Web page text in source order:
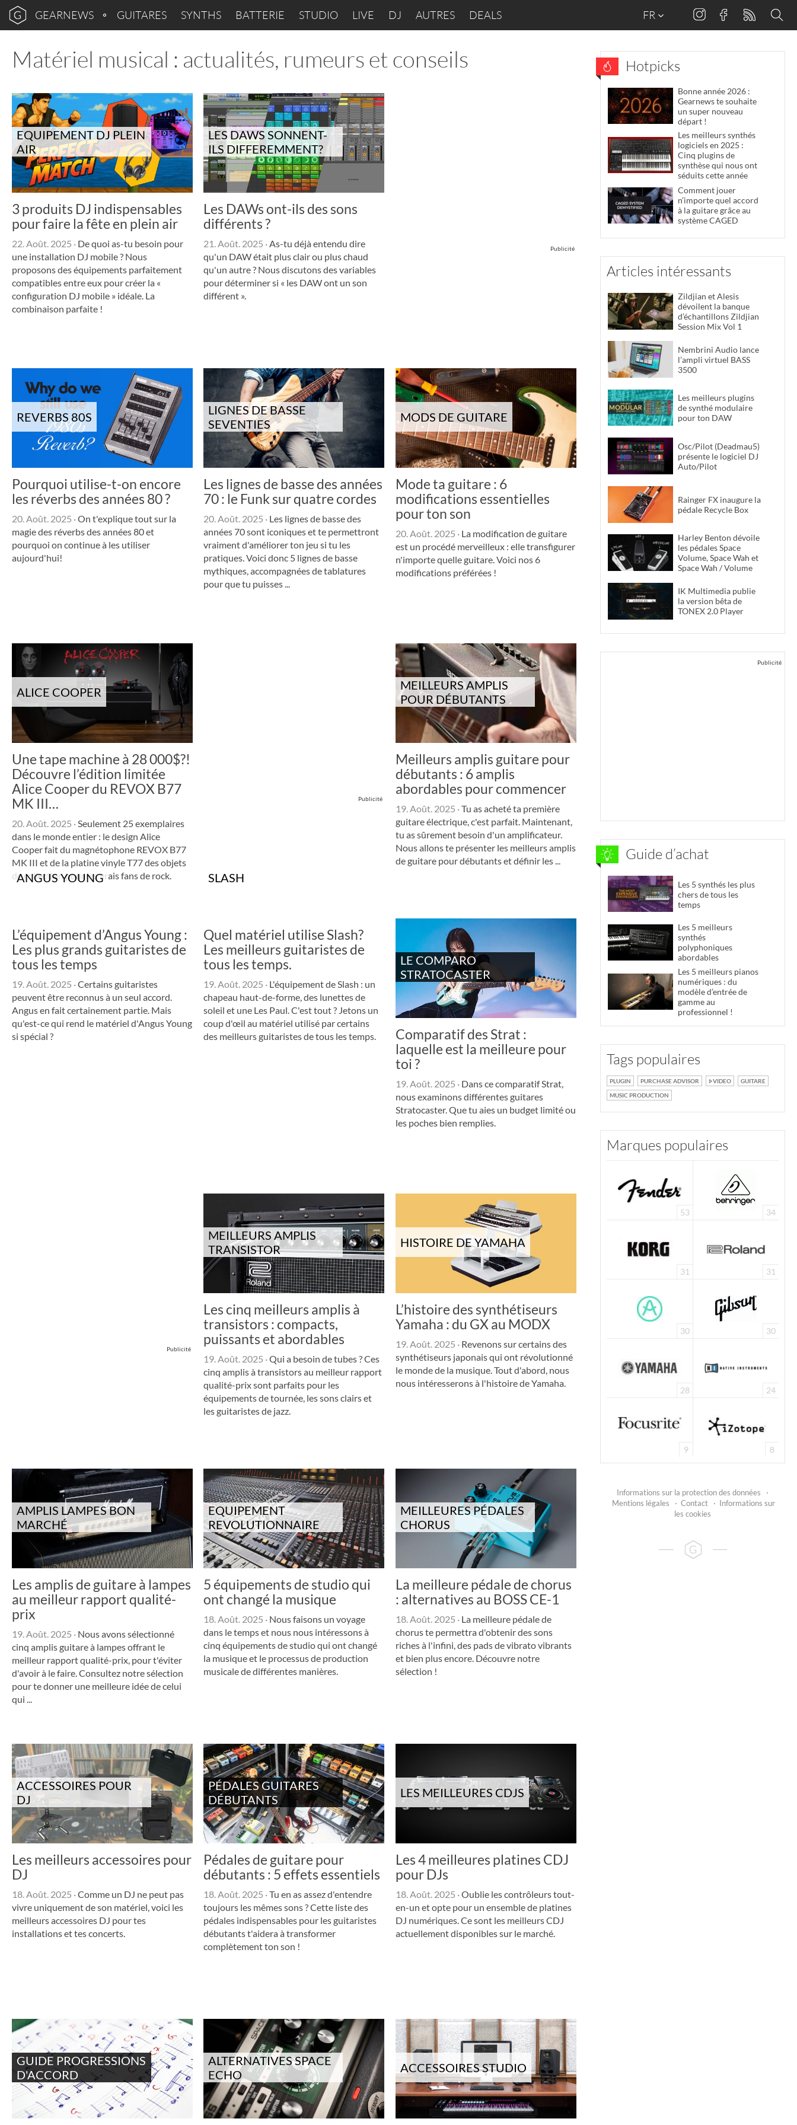
GEARNEWS GUITARES SYNTHS BATTERIE STUDIO LIVE DJ AUTRES DEALS FR
Matériel musical : actualités, rumeurs et conseils
EQUIPEMENT DJ PLEIN
AIR
3 produits DJ indispensables
pour faire la fête en plein air
22. Août. 2025 · De quoi as-tu besoin pour
une installation DJ mobile ? Nous
proposons des équipements parfaitement
compatibles entre eux pour créer la «
configuration DJ mobile » idéale. La
combinaison parfaite !
LES DAWS SONNENT-
ILS DIFFEREMMENT?
Les DAWs ont-ils des sons
différents ?
21. Août. 2025 ·As-tu déjà entendu dire
qu'un DAW était plus clair ou plus chaud
qu'un autre ? Nous discutons des variables
pour déterminer si « les DAW ont un son
différent ».
Publicité
REVERBS 80S
Pourquoi utilise-t-on encore
les réverbs des années 80 ?
20. Août. 2025 ·On t'explique tout sur la
magie des réverbs des années 80 et
pourquoi on continue à les utiliser
aujourd'hui!
LIGNES DE BASSE
SEVENTIES
Les lignes de basse des années
70 : le Funk sur quatre cordes
20. Août. 2025 ·Les lignes de basse des
années 70 sont iconiques et te permettront
vraiment d'améliorer ton jeu si tu les
pratiques. Voici donc 5 lignes de basse
mythiques, accompagnées de tablatures
pour que tu puisses ...
MODS DE GUITARE
Mode ta guitare : 6
modifications essentielles
pour ton son
20. Août. 2025 ·La modification de guitare
est un procédé merveilleux : elle transfigurer
n'importe quelle guitare. Voici nos 6
modifications préférées !
ALICE COOPER
Une tape machine à 28 000$?!
Découvre l’édition limitée
Alice Cooper du REVOX B77
MK III…
20. Août. 2025 ·Seulement 25 exemplaires
dans le monde entier : le design Alice
Cooper fait du magnétophone REVOX B77
MK III et de la platine vinyle T77 des objets
de collection pour les vrais fans de rock.
Publicité
MEILLEURS AMPLIS
POUR DÉBUTANTS
Meilleurs amplis guitare pour
débutants : 6 amplis
abordables pour commencer
19. Août. 2025 ·Tu as acheté ta première
guitare électrique, c'est parfait. Maintenant,
tu as sûrement besoin d'un amplificateur.
Nous allons te présenter les meilleurs amplis
de guitare pour débutants et définir les ...
ANGUS YOUNG
L’équipement d’Angus Young :
Les plus grands guitaristes de
tous les temps
19. Août. 2025 ·Certains guitaristes
peuvent être reconnus à un seul accord.
Angus en fait certainement partie. Mais
qu'est-ce qui rend le matériel d'Angus Young
si spécial ?
SLASH
Quel matériel utilise Slash?
Les meilleurs guitaristes de
tous les temps.
19. Août. 2025 ·L'équipement de Slash : un
chapeau haut-de-forme, des lunettes de
soleil et une Les Paul. C'est tout ? Jetons un
coup d'œil au matériel utilisé par certains
des meilleurs guitaristes de tous les temps.
LE COMPARO
STRATOCASTER
Comparatif des Strat :
laquelle est la meilleure pour
toi ?
19. Août. 2025 ·Dans ce comparatif Strat,
nous examinons différentes guitares
Stratocaster. Que tu aies un budget limité ou
les poches bien remplies.
Publicité
MEILLEURS AMPLIS
TRANSISTOR
Les cinq meilleurs amplis à
transistors : compacts,
puissants et abordables
19. Août. 2025 ·Qui a besoin de tubes ? Ces
cinq amplis à transistors au meilleur rapport
qualité-prix sont parfaits pour les
équipements de tournée, les sons clairs et
les guitaristes de jazz.
HISTOIRE DE YAMAHA
L’histoire des synthétiseurs
Yamaha : du GX au MODX
19. Août. 2025 ·Revenons sur certains des
synthétiseurs japonais qui ont révolutionné
le monde de la musique. Tout d'abord, nous
nous intéresserons à l'histoire de Yamaha.
AMPLIS LAMPES BON
MARCHÉ
Les amplis de guitare à lampes
au meilleur rapport qualité-
prix
19. Août. 2025 · Nous avons sélectionné
cinq amplis guitare à lampes offrant le
meilleur rapport qualité-prix, pour t'éviter
d'avoir à le faire. Consultez notre sélection
pour te donner une meilleure idée de celui
qui ...
EQUIPEMENT
REVOLUTIONNAIRE
5 équipements de studio qui
ont changé la musique
18. Août. 2025 ·Nous faisons un voyage
dans le temps et nous nous intéressons à
cinq équipements de studio qui ont changé
la musique et le processus de production
musicale de différentes manières.
MEILLEURES PÉDALES
CHORUS
La meilleure pédale de chorus
: alternatives au BOSS CE-1
18. Août. 2025 ·La meilleure pédale de
chorus te permettra d'obtenir des sons
riches à l'infini, des pads de vibrato vibrants
et bien plus encore. Découvre notre
sélection !
ACCESSOIRES POUR
DJ
Les meilleurs accessoires pour
DJ
18. Août. 2025 ·Comme un DJ ne peut pas
vivre uniquement de son matériel, voici les
meilleurs accessoires DJ pour tes
installations et tes concerts.
PÉDALES GUITARES
DÉBUTANTS
Pédales de guitare pour
débutants : 5 effets essentiels
18. Août. 2025 ·Tu en as assez d'entendre
toujours les mêmes sons ? Cette liste des
pédales indispensables pour les guitaristes
débutants t'aidera à transformer
complètement ton son !
LES MEILLEURES CDJS
Les 4 meilleures platines CDJ
pour DJs
18. Août. 2025 ·Oublie les contrôleurs tout-
en-un et opte pour un ensemble de platines
DJ numériques. Ce sont les meilleurs CDJ
actuellement disponibles sur le marché.
GUIDE PROGRESSIONS
D'ACCORD
ALTERNATIVES SPACE
ECHO
ACCESSOIRES STUDIO
Hotpicks
Bonne année 2026 :
Gearnews te souhaite
un super nouveau
départ !
Les meilleurs synthés
logiciels en 2025 :
Cinq plugins de
synthèse qui nous ont
séduits cette année
Comment jouer
n’importe quel accord
à la guitare grâce au
système CAGED
Articles intéressants
Zildjian et Alesis
dévoilent la banque
d’échantillons Zildjian
Session Mix Vol 1
Nembrini Audio lance
l’ampli virtuel BASS
3500
Les meilleurs plugins
de synthé modulaire
pour ton DAW
Osc/Pilot (Deadmau5)
présente le logiciel DJ
Auto/Pilot
Rainger FX inaugure la
pédale Recycle Box
Harley Benton dévoile
les pédales Space
Volume, Space Wah et
Space Wah / Volume
IK Multimedia publie
la version bêta de
TONEX 2.0 Player
Publicité
Guide d’achat
Les 5 synthés les plus
chers de tous les
temps
Les 5 meilleurs
synthés
polyphoniques
abordables
Les 5 meilleurs pianos
numériques : du
modèle d’entrée de
gamme au
professionnel !
Tags populaires
PLUGIN PURCHASE ADVISOR VIDEO
GUITARE
MUSIC PRODUCTION
Marques populaires
53 34
31 31
30 30
28 24
9 8
Informations sur la protection des données
·
Mentions légales
· Contact · Informations sur
les cookies